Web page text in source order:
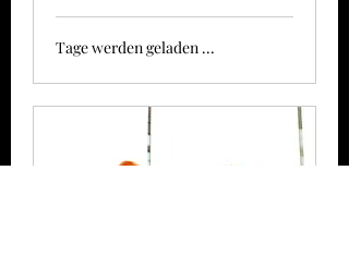
Tage werden geladen ...